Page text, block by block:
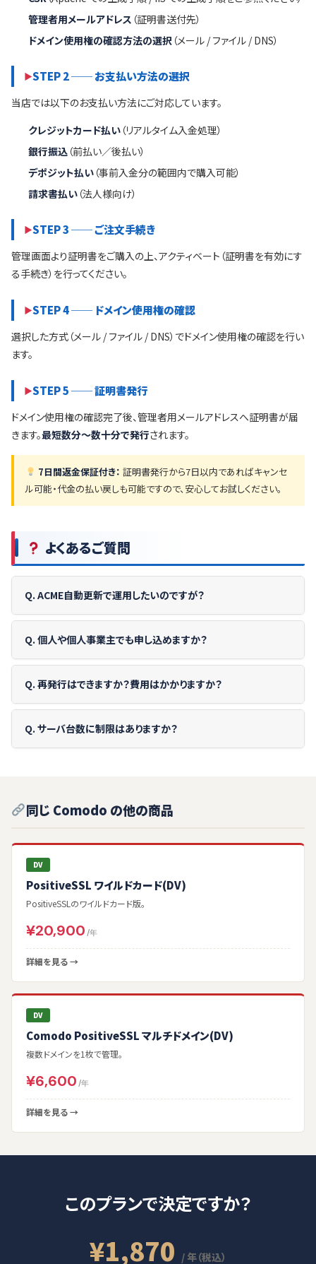
管理者用メールアドレス （証明書送付先）
ドメイン使用権の確認方法の選択 （メール / ファイル / DNS）
STEP 2 ── お支払い方法の選択
当店では以下のお支払い方法にご対応しています。
クレジットカード払い （リアルタイム入金処理）
銀行振込 （前払い／後払い）
デポジット払い （事前入金分の範囲内で購入可能）
請求書払い （法人様向け）
STEP 3 ── ご注文手続き
管理画面より証明書をご購入の上、アクティベート（証明書を有効にす
る手続き）を行ってください。
STEP 4 ── ドメイン使用権の確認
選択した方式（メール / ファイル / DNS）でドメイン使用権の確認を行い
ます。
STEP 5 ── 証明書発行
ドメイン使用権の確認完了後、管理者用メールアドレスへ証明書が届
きます。最短数分〜数十分で発行されます。
7日間返金保証付き： 証明書発行から7日以内であればキャンセ
ル可能・代金の払い戻しも可能ですので、安心してお試しください。
よくあるご質問
Q. ACME自動更新で運用したいのですが？
Q. 個人や個人事業主でも申し込めますか？
Q. 再発行はできますか？費用はかかりますか？
Q. サーバ台数に制限はありますか？
同じ Comodo の他の商品
DV
PositiveSSL ワイルドカード(DV)
PositiveSSLのワイルドカード版。
¥20,900 /年
詳細を見る →
DV
Comodo PositiveSSL マルチドメイン(DV)
複数ドメインを1枚で管理。
¥6,600 /年
詳細を見る →
このプランで決定ですか？
¥1,870 / 年（税込）